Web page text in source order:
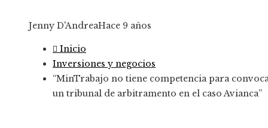
Jenny D'AndreaHace 9 años
Inicio
Inversiones y negocios
“MinTrabajo no tiene competencia para
un tribunal de arbitramento en el caso Avianca”